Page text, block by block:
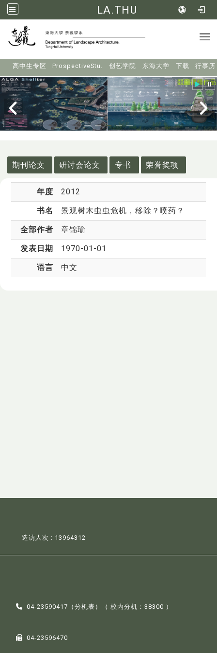
LA.THU
高中生专区 ProspectiveStu. 创艺学院 东海大学 下载 行事历
期刊论文
研讨会论文 专书 荣誉奖项
年度 2012
书名 景观树木虫虫危机，移除？喷药？
全部作者 章锦瑜
发表日期 1970-01-01
语言 中文
造访人次 : 13964312
04-23590417（分机表 ）（ 校内分机：38300 ）
04-23596470